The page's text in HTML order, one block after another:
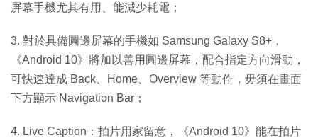
屏幕手機尤其有用、能減少耗電；
3. 對於具備圓邊屏幕的手機如 Samsung Galaxy S8+，
《Android 10》將加以善用圓邊屏幕，配合指定方向滑動，
可快速達成 Back、Home、Overview 等動作，毋須在畫面
下方顯示 Navigation Bar；
4. Live Caption：拍片用家留意，《Android 10》能在拍片